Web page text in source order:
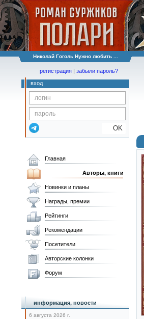
Николай Гоголь Нужно любить ...
регистрация | забыли пароль?
вход
OK
Главная
Авторы, книги
Новинки и планы
Награды, премии
Рейтинги
Рекомендации
Посетители
Авторские колонки
Форум
информация, новости
6 августа 2026 г.